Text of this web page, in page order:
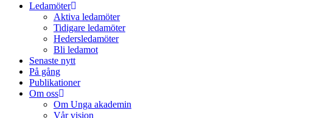
Ledamöter
Aktiva ledamöter
Tidigare ledamöter
Hedersledamöter
Bli ledamot
Senaste nytt
På gång
Publikationer
Om oss
Om Unga akademin
Vår vision